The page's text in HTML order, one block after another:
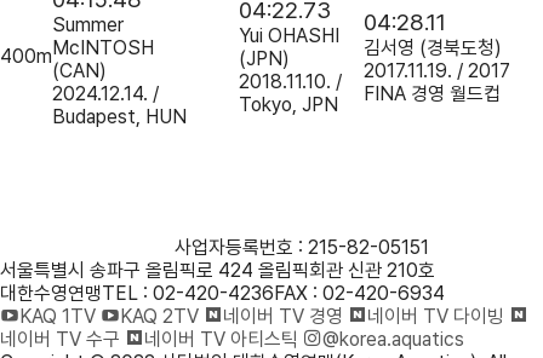
400m
Summer
McINTOSH
(CAN)
2024.12.14. /
Budapest, HUN
04:22.73
Yui OHASHI
(JPN)
2018.11.10. /
Tokyo, JPN
04:28.11
김서영 (경북도청)
2017.11.19. / 2017
FINA 경영 월드컵
사업자등록번호 : 215-82-05151
서울특별시 송파구 올림픽로 424 올림픽회관 신관 210호
대한수영연맹TEL : 02-420-4236FAX : 02-420-6934
KAQ 1TV
KAQ 2TV 네이버 TV 경영
네이버 TV 다이빙
네이버 TV 수구
네이버 TV 아티스틱
@korea.aquatics